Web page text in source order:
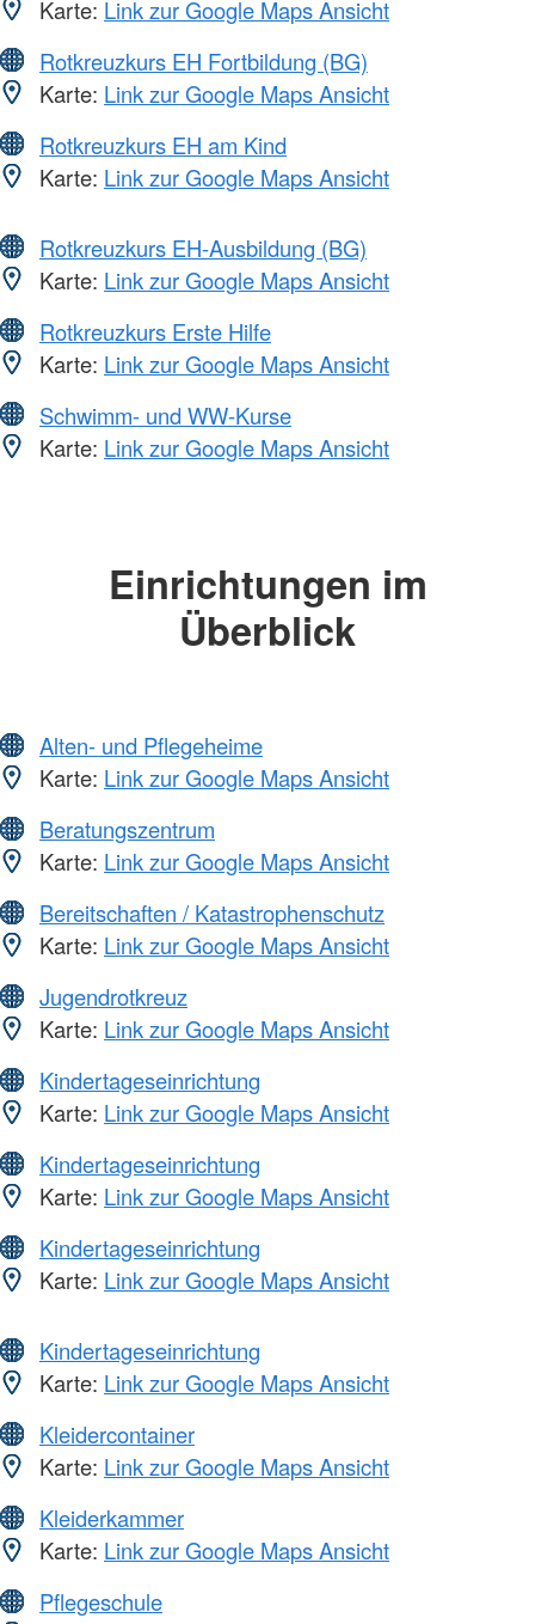
Karte: Link zur Google Maps Ansicht
Rotkreuzkurs EH Fortbildung (BG)
Karte: Link zur Google Maps Ansicht
Rotkreuzkurs EH am Kind
Karte: Link zur Google Maps Ansicht
Rotkreuzkurs EH-Ausbildung (BG)
Karte: Link zur Google Maps Ansicht
Rotkreuzkurs Erste Hilfe
Karte: Link zur Google Maps Ansicht
Schwimm- und WW-Kurse
Karte: Link zur Google Maps Ansicht
Einrichtungen im
Überblick
Alten- und Pflegeheime
Karte: Link zur Google Maps Ansicht
Beratungszentrum
Karte: Link zur Google Maps Ansicht
Bereitschaften / Katastrophenschutz
Karte: Link zur Google Maps Ansicht
Jugendrotkreuz
Karte: Link zur Google Maps Ansicht
Kindertageseinrichtung
Karte: Link zur Google Maps Ansicht
Kindertageseinrichtung
Karte: Link zur Google Maps Ansicht
Kindertageseinrichtung
Karte: Link zur Google Maps Ansicht
Kindertageseinrichtung
Karte: Link zur Google Maps Ansicht
Kleidercontainer
Karte: Link zur Google Maps Ansicht
Kleiderkammer
Karte: Link zur Google Maps Ansicht
Pflegeschule